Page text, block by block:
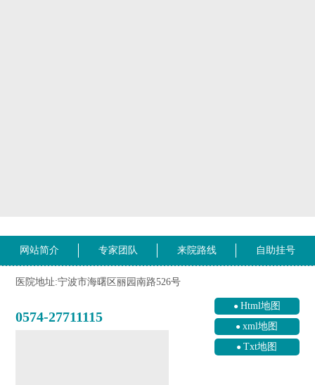
网站简介 专家团队 来院路线 自助挂号
医院地址:宁波市海曙区丽园南路526号
0574-27711115
Html地图
xml地图
Txt地图